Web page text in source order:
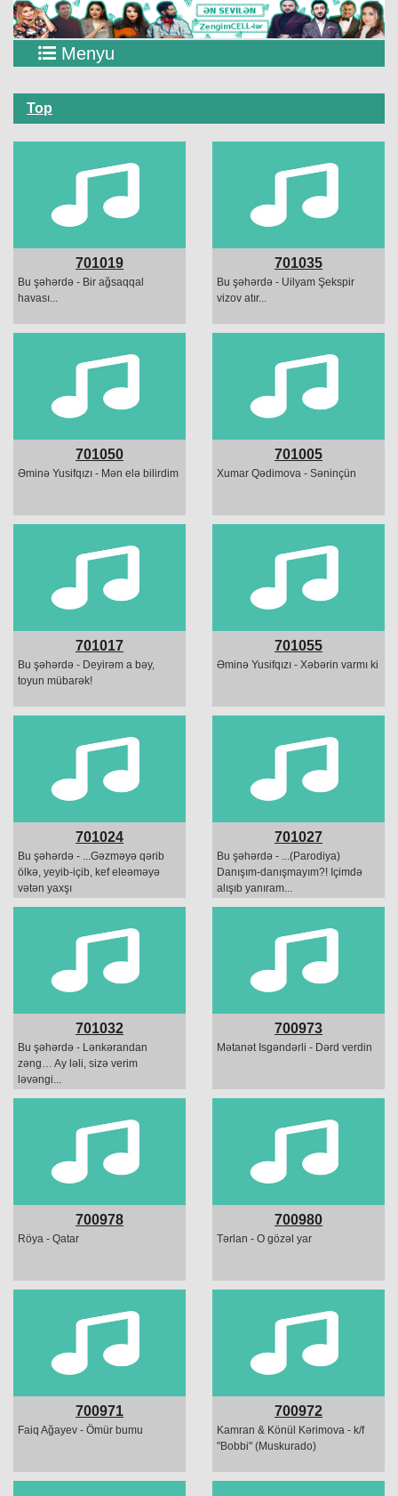
Menyu
Top
701019
Bu şəhərdə - Bir ağsaqqal
havası...
701035
Bu şəhərdə - Uilyam Şekspir
vizov atır...
701050
Əminə Yusifqızı - Mən elə bilirdim
701005
Xumar Qədimova - Səninçün
701017
Bu şəhərdə - Deyirəm a bəy,
toyun mübarək!
701055
Əminə Yusifqızı - Xəbərin varmı ki
701024
Bu şəhərdə - ...Gəzməyə qərib
ölkə, yeyib-içib, kef eleəməyə
vətən yaxşı
701027
Bu şəhərdə - ...(Parodiya)
Danışım-danışmayım?! Içimdə
alışıb yanıram...
701032
Bu şəhərdə - Lənkərandan
zəng… Ay ləli, sizə verim
ləvəngi...
700973
Mətanət Isgəndərli - Dərd verdin
700978
Röya - Qatar
700980
Tərlan - O gözəl yar
700971
Faiq Ağayev - Ömür bumu
700972
Kamran & Könül Kərimova - k/f
"Bobbi" (Muskurado)